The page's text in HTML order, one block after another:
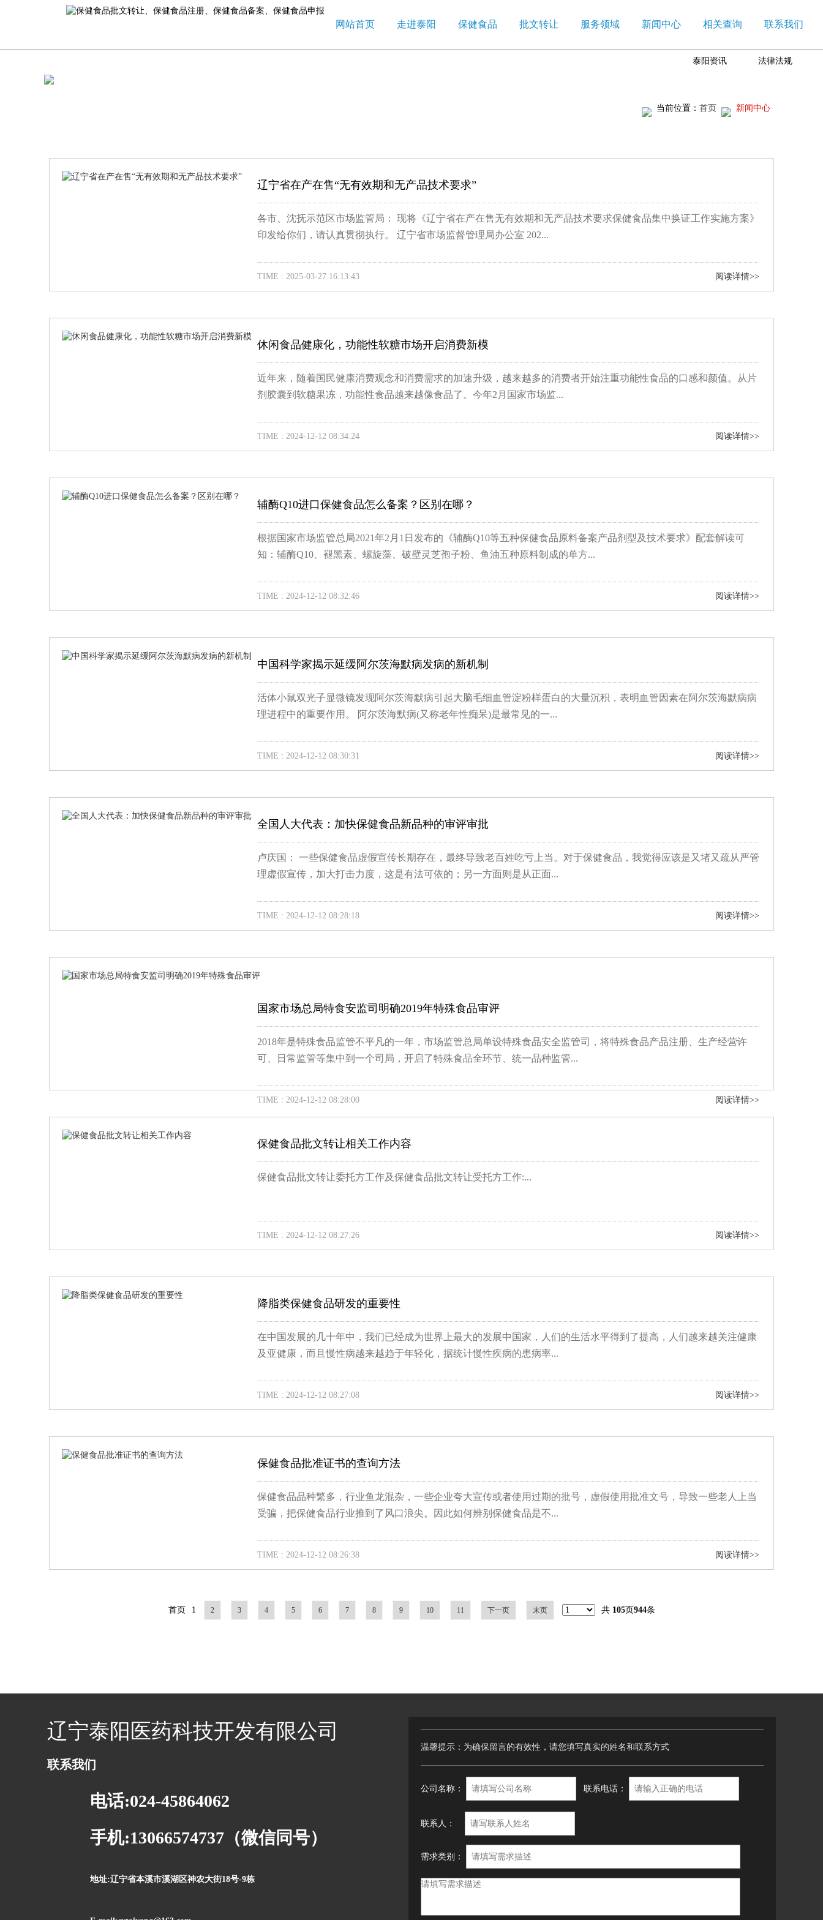
网站首页 走进泰阳 保健食品 批文转让 服务领域 新闻中心 相关查询 联系我们
法律法规
泰阳资讯
新闻中心
首页
当前位置：
辽宁省在产在售“无有效期和无产品技术要求”
各市、沈抚示范区市场监管局： 现将《辽宁省在产在售无有效期和无产品技术要求保健食品集中换证工作实施方案》
印发给你们，请认真贯彻执行。 辽宁省市场监督管理局办公室 202...
TIME : 2025-03-27 16:13:43 阅读详情>>
休闲食品健康化，功能性软糖市场开启消费新模
近年来，随着国民健康消费观念和消费需求的加速升级，越来越多的消费者开始注重功能性食品的口感和颜值。从片
剂胶囊到软糖果冻，功能性食品越来越像食品了。今年2月国家市场监...
TIME : 2024-12-12 08:34:24 阅读详情>>
辅酶Q10进口保健食品怎么备案？区别在哪？
根据国家市场监管总局2021年2月1日发布的《辅酶Q10等五种保健食品原料备案产品剂型及技术要求》配套解读可
知：辅酶Q10、褪黑素、螺旋藻、破壁灵芝孢子粉、鱼油五种原料制成的单方...
TIME : 2024-12-12 08:32:46 阅读详情>>
中国科学家揭示延缓阿尔茨海默病发病的新机制
活体小鼠双光子显微镜发现阿尔茨海默病引起大脑毛细血管淀粉样蛋白的大量沉积，表明血管因素在阿尔茨海默病病
理进程中的重要作用。 阿尔茨海默病(又称老年性痴呆)是最常见的一...
TIME : 2024-12-12 08:30:31 阅读详情>>
全国人大代表：加快保健食品新品种的审评审批
卢庆国： 一些保健食品虚假宣传长期存在，最终导致老百姓吃亏上当。对于保健食品，我觉得应该是又堵又疏从严管
理虚假宣传，加大打击力度，这是有法可依的；另一方面则是从正面...
TIME : 2024-12-12 08:28:18 阅读详情>>
国家市场总局特食安监司明确2019年特殊食品审评
2018年是特殊食品监管不平凡的一年，市场监管总局单设特殊食品安全监管司，将特殊食品产品注册、生产经营许
可、日常监管等集中到一个司局，开启了特殊食品全环节、统一品种监管...
TIME : 2024-12-12 08:28:00 阅读详情>>
保健食品批文转让相关工作内容
保健食品批文转让委托方工作及保健食品批文转让受托方工作:...
TIME : 2024-12-12 08:27:26 阅读详情>>
降脂类保健食品研发的重要性
在中国发展的几十年中，我们已经成为世界上最大的发展中国家，人们的生活水平得到了提高，人们越来越关注健康
及亚健康，而且慢性病越来越趋于年轻化，据统计慢性疾病的患病率...
TIME : 2024-12-12 08:27:08 阅读详情>>
保健食品批准证书的查询方法
保健食品品种繁多，行业鱼龙混杂，一些企业夸大宣传或者使用过期的批号，虚假使用批准文号，导致一些老人上当
受骗，把保健食品行业推到了风口浪尖。因此如何辨别保健食品是不...
TIME : 2024-12-12 08:26:38 阅读详情>>
首页 1 2 3 4 5 6 7 8 9 10 11 下一页 末页 共 105页944条
温馨提示：为确保留言的有效性，请您填写真实的姓名和联系方式
公司名称： 联系电话：
联系人：
需求类别：
辽宁泰阳医药科技开发有限公司
联系我们
电话:024-45864062
手机:13066574737（微信同号）
地址:辽宁省本溪市溪湖区神农大街18号-9栋